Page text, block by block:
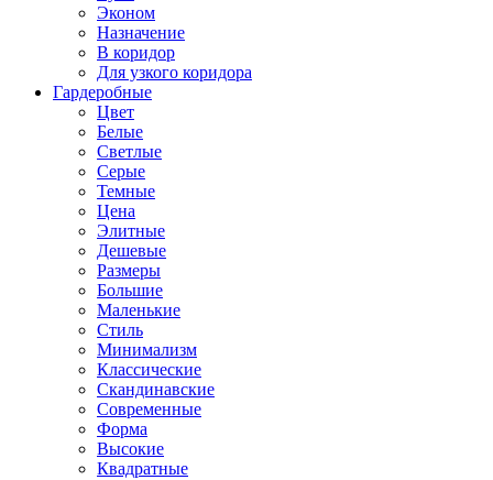
Эконом
Назначение
В коридор
Для узкого коридора
Гардеробные
Цвет
Белые
Светлые
Серые
Темные
Цена
Элитные
Дешевые
Размеры
Большие
Маленькие
Стиль
Минимализм
Классические
Скандинавские
Современные
Форма
Высокие
Квадратные